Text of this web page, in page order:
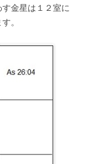
金星は１２室に
。